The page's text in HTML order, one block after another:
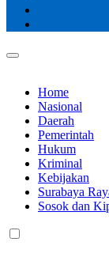
Home
Nasional
Daerah
Pemerintah
Hukum
Kriminal
Kebijakan
Surabaya
Sosok dan